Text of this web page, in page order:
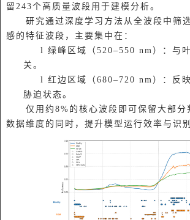
留243个高质量波段用于建模分析。
研究通过深度学习方法从全波段中筛
感的特征波段，主要集中在：
l 绿峰区域（520–550 nm）：与
关。
l 红边区域（680–720 nm）：反
胁迫状态。
仅用约8%的核心波段即可保留大部分
数据维度的同时，提升模型运行效率与识